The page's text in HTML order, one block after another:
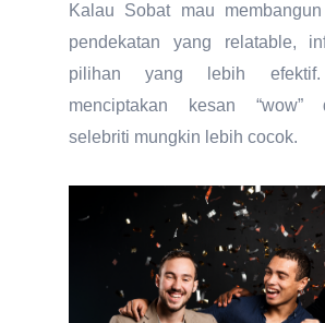
Kalau Sobat mau
pendekatan yang relatable,
pilihan yang lebih
menciptakan kesan “wow”
selebriti mungkin lebih cocok.